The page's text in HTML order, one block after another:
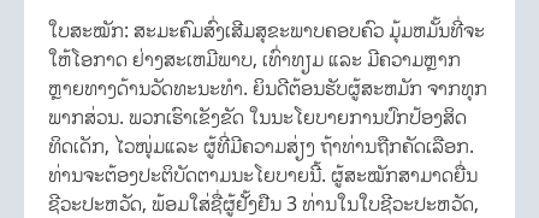
ໃບສະໝັກ: ສະມະຄົມສົ່ງເສີມສຸຂະພາບຄອບຄົວ ມຸ້ມຫມັ້ນທີ່ຈະ
ໃຫ້ໂອກາດ ຢ່າງສະເຫມີພາບ, ເທົ່າທຽມ ແລະ ມີຄວາມຫຼາກ
ຫຼາຍທາງດ້ານວັດທະນະທຳ. ຍິນດີຕ້ອນຮັບຜູ້ສະຫມັກ ຈາກທຸກ
ພາກສ່ວນ. ພວກເຮົາເຂັງຂັດ ໃນນະໂຍບາຍການປົກປ້ອງສິດ
ທິດເດັກ, ໄວໜຸ່ມແລະ ຜູ້ທີ່ມີຄວາມສ່ຽງ ຖ້າທ່ານຖືກຄັດເລືອກ.
ທ່ານຈະຕ້ອງປະຕິບັດຕາມນະໂຍບາຍນີ້. ຜູ້ສະໝັກສາມາດຍື່ນ
ຊີວະປະຫວັດ, ພ້ອມໃສ່ຊື່ຜູ້ຢັ້ງຢືນ 3 ທ່ານໃນໃບຊີວະປະຫວັດ,